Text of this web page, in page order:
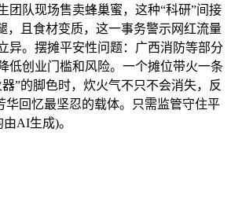
团队现场售卖蜂巢蜜，这种“科研”间接
，且食材变质，这一事务警示网红流量
异。摆摊平安性问题：广西消防等部分
低创业门槛和风险。一个摊位带火一条
”的脚色时，炊火气不只不会消失，反
华回忆最坚忍的载体。只需监管守住平
AI生成)。